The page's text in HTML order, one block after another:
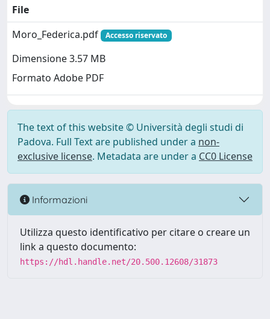
File
Moro_Federica.pdf
Accesso riservato
Dimensione 3.57 MB
Formato Adobe PDF
The text of this website © Università degli studi di
Padova. Full Text are published under a non-
exclusive license. Metadata are under a CC0 License
Informazioni
Utilizza questo identificativo per citare o creare un
link a questo documento:
https://hdl.handle.net/20.500.12608/31873